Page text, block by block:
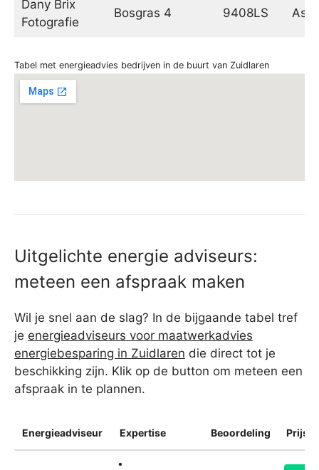
Dany Brix
Fotografie
Bosgras 4 9408LS
Tabel met energieadvies bedrijven in de buurt van Zuidlaren
Uitgelichte energie adviseurs:
meteen een afspraak maken
Wil je snel aan de slag? In de bijgaande tabel tref
je energieadviseurs voor maatwerkadvies
energiebesparing in Zuidlaren die direct tot je
beschikking zijn. Klik op de button om meteen een
afspraak in te plannen.
Energieadviseur Expertise Beoordeling
•